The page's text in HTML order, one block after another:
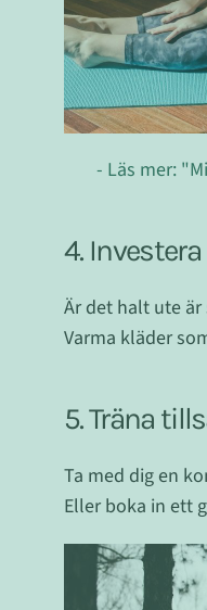
- Läs mer:
4.
Är det halt ute
Varma kläder
5. Träna
Ta med dig en
Eller boka in ett